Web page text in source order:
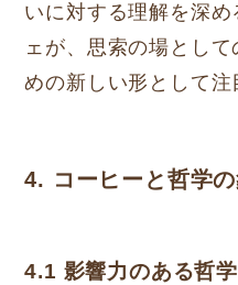
いに対する理解を深
ェが、思索の場とし
めの新しい形として注
4. コーヒーと哲学
4.1 影響力のある哲